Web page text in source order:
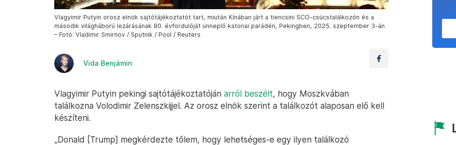
Vlagyimir Putyin orosz elnök sajtótájékoztatót tart, miután Kínában járt a tiencsini SCO-csúcstalálkozón és a
második világháború lezárásának 80. évfordulóját ünneplő katonai parádén, Pekingben, 2025. szeptember 3-án
– Fotó: Vladimir Smirnov / Sputnik / Pool / Reuters
Vida Benjámin
Vlagyimir Putyin pekingi sajtótájékoztatóján arról beszélt, hogy Moszkvában
találkozna Volodimir Zelenszkijjel. Az orosz elnök szerint a találkozót alaposan elő kell
készíteni.
„Donald [Trump] megkérdezte tőlem, hogy lehetséges-e egy ilyen találkozó